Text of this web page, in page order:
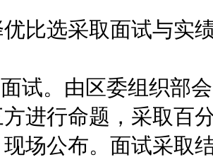
选采取面试与实绩
。由区委组织部会
进行命题，采取百
场公布。面试采取